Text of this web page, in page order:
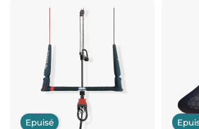
Epuisé